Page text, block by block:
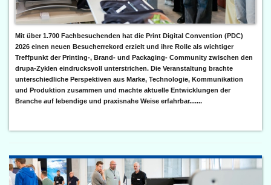
Mit über 1.700 Fachbesuchenden hat die Print Digital Convention (PDC)
2026 einen neuen Besucherrekord erzielt und ihre Rolle als wichtiger
Treffpunkt der Printing-, Brand- und Packaging- Community zwischen den
drupa-Zyklen eindrucksvoll unterstrichen. Die Veranstaltung brachte
unterschiedliche Perspektiven aus Marke, Technologie, Kommunikation
und Produktion zusammen und machte aktuelle Entwicklungen der
Branche auf lebendige und praxisnahe Weise erfahrbar.......